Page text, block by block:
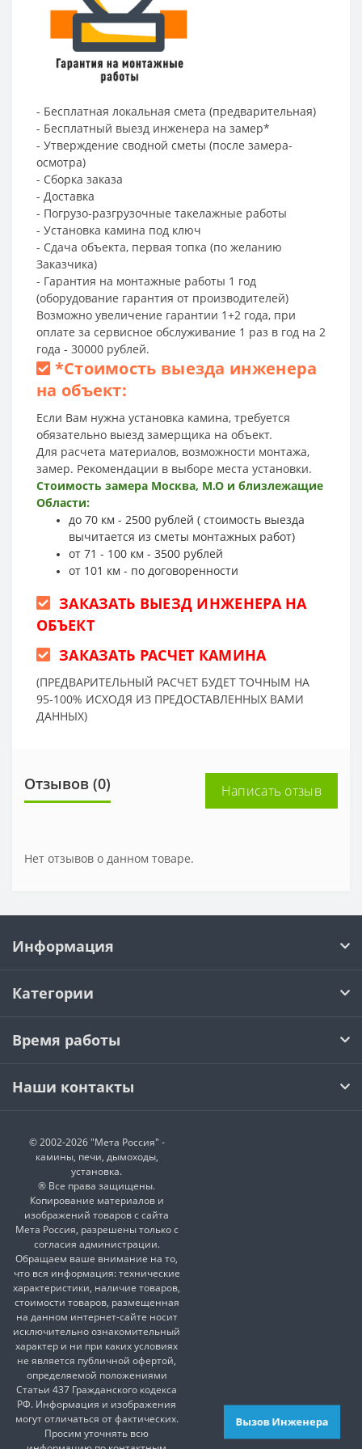
- Бесплатная локальная смета (предварительная)
- Бесплатный выезд инженера на замер*
- Утверждение сводной сметы (после замера-
осмотра)
- Сборка заказа
- Доставка
- Погрузо-разгрузочные такелажные работы
- Установка камина под ключ
- Сдача объекта, первая топка (по желанию
Заказчика)
- Гарантия на монтажные работы 1 год
(оборудование гарантия от производителей)
Возможно увеличение гарантии 1+2 года, при
оплате за сервисное обслуживание 1 раз в год на 2
года - 30000 рублей.
*Стоимость выезда инженера
на объект:
Если Вам нужна установка камина, требуется
обязательно выезд замерщика на объект.
Для расчета материалов, возможности монтажа,
замер. Рекомендации в выборе места установки.
Стоимость замера Москва, М.О и близлежащие
Области:
до 70 км - 2500 рублей ( стоимость выезда
вычитается из сметы монтажных работ)
от 71 - 100 км - 3500 рублей
от 101 км - по договоренности
ЗАКАЗАТЬ ВЫЕЗД ИНЖЕНЕРА НА
ОБЪЕКТ
ЗАКАЗАТЬ РАСЧЕТ КАМИНА
(ПРЕДВАРИТЕЛЬНЫЙ РАСЧЕТ БУДЕТ ТОЧНЫМ НА
95-100% ИСХОДЯ ИЗ ПРЕДОСТАВЛЕННЫХ ВАМИ
ДАННЫХ)
Отзывов (0) Написать отзыв
Нет отзывов о данном товаре.
Информация
Категории
Время работы
Наши контакты
© 2002-2026 "Мета Россия" -
камины, печи, дымоходы,
установка.
® Все права защищены.
Копирование материалов и
изображений товаров с сайта
Мета Россия, разрешены только с
согласия администрации.
Обращаем ваше внимание на то,
что вся информация: технические
характеристики, наличие товаров,
стоимости товаров, размещенная
на данном интернет-сайте носит
исключительно ознакомительный
характер и ни при каких условиях
не является публичной офертой,
определяемой положениями
Статьи 437 Гражданского кодекса
РФ. Информация и изображения
могут отличаться от фактических.
Просим уточнять всю
Вызов Инженера